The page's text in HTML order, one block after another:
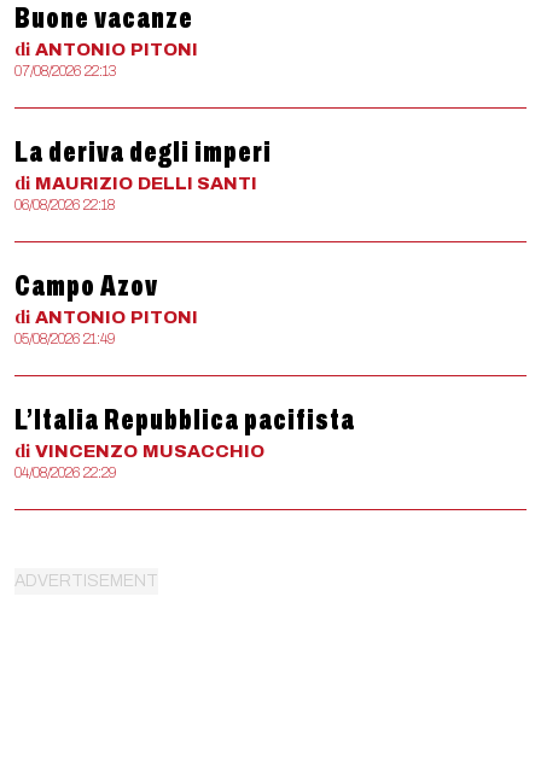
Buone vacanze
di ANTONIO PITONI
07/08/2026 22:13
La deriva degli imperi
di MAURIZIO DELLI SANTI
06/08/2026 22:18
Campo Azov
di ANTONIO PITONI
05/08/2026 21:49
L’Italia Repubblica pacifista
di VINCENZO MUSACCHIO
04/08/2026 22:29